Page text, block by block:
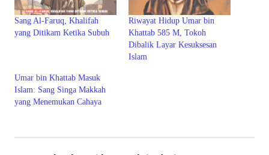
Sang Al-Faruq, Khalifah
yang Ditikam Ketika Subuh
Riwayat Hidup Umar bin
Khattab 585 M, Tokoh
Dibalik Layar Kesuksesan
Islam
Umar bin Khattab Masuk
Islam: Sang Singa Makkah
yang Menemukan Cahaya